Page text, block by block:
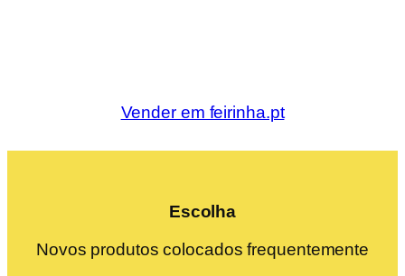
Vender em feirinha.pt
Escolha
Novos produtos colocados frequentemente